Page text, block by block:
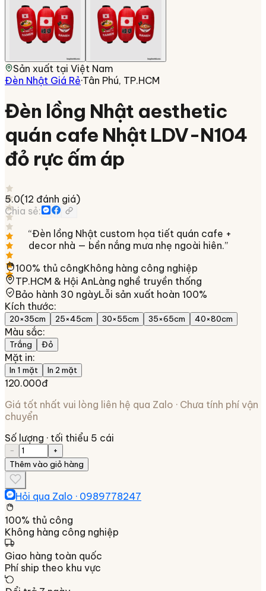
Sản xuất tại Việt Nam
Đèn Nhật Giá Rẻ·Tân Phú, TP.HCM
Đèn lồng Nhật aesthetic
quán cafe Nhật LDV-N104
đỏ rực ấm áp
5.0(12 đánh giá)
Chia sẻ:
“Đèn lồng Nhật custom họa tiết quán cafe +
decor nhà — bền nắng mưa nhẹ ngoài hiên.”
100% thủ côngKhông hàng công nghiệp
TP.HCM & Hội AnLàng nghề truyền thống
Bảo hành 30 ngàyLỗi sản xuất hoàn 100%
Kích thước:
20×35cm 25×45cm 30×55cm 35×65cm 40×80cm
Màu sắc:
Trắng Đỏ
Mặt in:
In 1 mặt In 2 mặt
120.000đ
Giá tốt nhất vui lòng liên hệ qua Zalo · Chưa tính phí vận
chuyển
Số lượng · tối thiểu 5 cái
−
+
Thêm vào giỏ hàng
Hỏi qua Zalo · 0989778247
100% thủ công
Không hàng công nghiệp
Giao hàng toàn quốc
Phí ship theo khu vực